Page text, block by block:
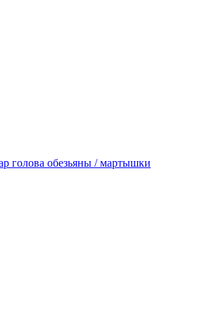
голова обезьяны / мартышки